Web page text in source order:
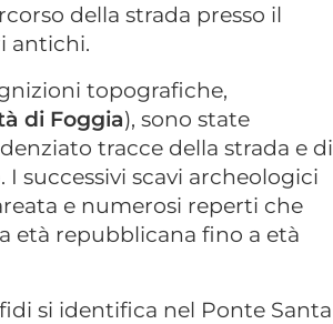
della strada presso il
antichi.
topografiche,
di Foggia), sono state
tracce della strada e di
I successivi scavi archeologici
e numerosi reperti che
età repubblicana fino a età
si identifica nel Ponte Santa